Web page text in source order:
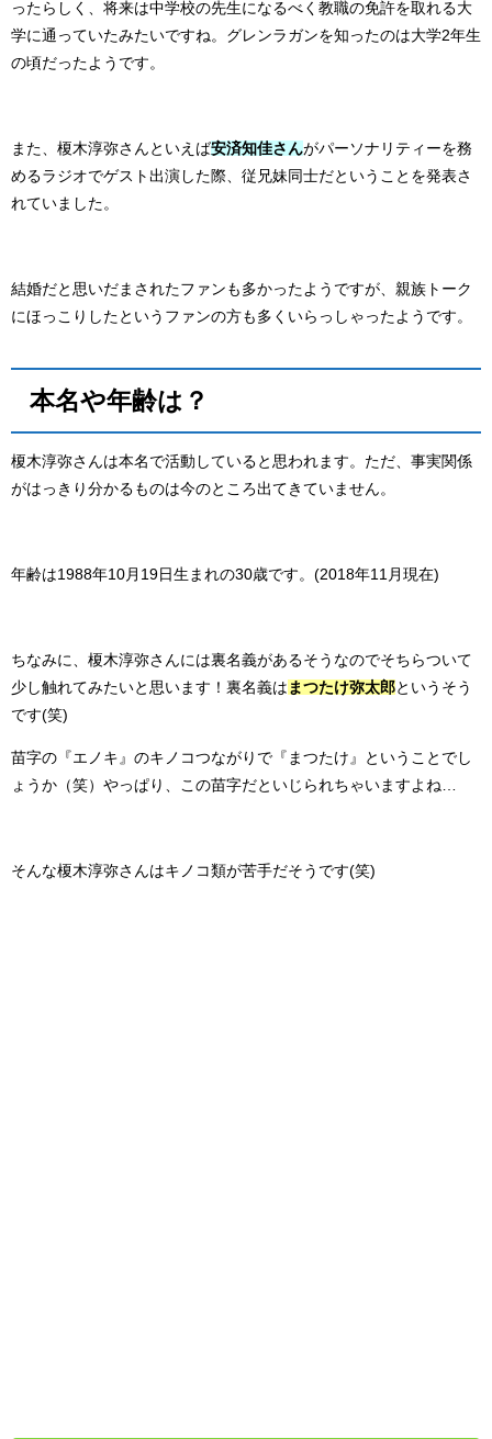
ったらしく、将来は中学校の先生になるべく教職の免許を取れる大
学に通っていたみたいですね。グレンラガンを知ったのは大学2年生
の頃だったようです。
また、榎木淳弥さんといえば安済知佳さんがパーソナリティーを務
めるラジオでゲスト出演した際、従兄妹同士だということを発表さ
れていました。
結婚だと思いだまされたファンも多かったようですが、親族トーク
にほっこりしたというファンの方も多くいらっしゃったようです。
本名や年齢は？
榎木淳弥さんは本名で活動していると思われます。ただ、事実関係
がはっきり分かるものは今のところ出てきていません。
年齢は1988年10月19日生まれの30歳です。(2018年11月現在)
ちなみに、榎木淳弥さんには裏名義があるそうなのでそちらついて
少し触れてみたいと思います！裏名義は まつたけ弥太郎というそう
です(笑)
苗字の『エノキ』のキノコつながりで『まつたけ』ということでし
ょうか（笑）やっぱり、この苗字だといじられちゃいますよね…
そんな榎木淳弥さんはキノコ類が苦手だそうです(笑)